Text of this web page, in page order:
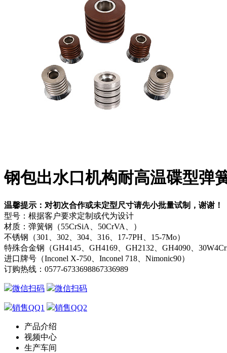
钢包出水口机构耐高温碟型弹
温馨提示：对初次合作或未定型尺寸请先小批量试制，谢谢！
型号：根据客户要求定制或代为设计
材质：弹簧钢（55CrSiA、50CrVA、）
不锈钢（301、302、304、316、17-7PH、15-7Mo）
特殊合金钢（GH4145、GH4169、GH2132、GH4090、
进口牌号（Inconel X-750、Inconel 718、Nimonic90）
订购热线： 0577-6733698867336989
微信扫码 微信扫码
销售QQ1 销售QQ2
产品介绍
视频中心
生产车间